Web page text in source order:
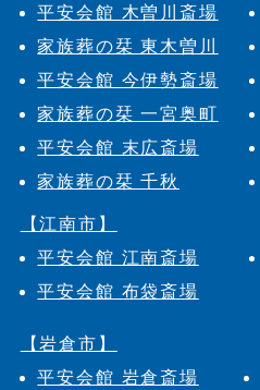
平安会館 木曽川斎場
家族葬の栞 東木曽川
平安会館 今伊勢斎場
家族葬の栞 一宮奥町
平安会館 末広斎場
家族葬の栞 千秋
【江南市】
平安会館 江南斎場
平安会館 布袋斎場
【岩倉市】
平安会館 岩倉斎場